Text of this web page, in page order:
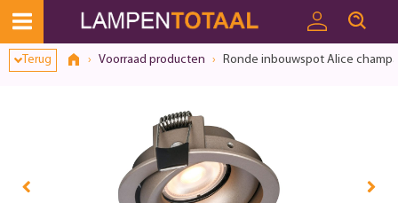
Terug Voorraad producten Ronde inbouwspot Alice